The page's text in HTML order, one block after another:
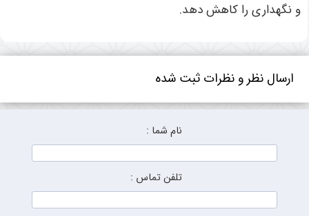
و نگهداری را کاهش دهد.
ارسال نظر و نظرات ثبت شده
نام شما :
تلفن تماس :